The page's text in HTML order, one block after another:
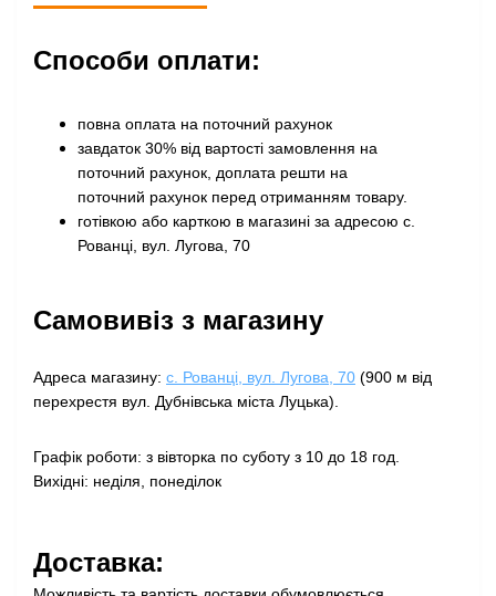
Способи оплати:
повна оплата на поточний рахунок
завдаток 30% від вартості замовлення на
поточний рахунок, доплата решти на
поточний рахунок перед отриманням товару.
готівкою або карткою в магазині за адресою с.
Рованці, вул. Лугова, 70
Самовивіз з магазину
Адреса магазину: с. Рованці, вул. Лугова, 70 (900 м від
перехрестя вул. Дубнівська міста Луцька).
Графік роботи: з вівторка по суботу з 10 до 18 год.
Вихідні: неділя, понеділок
Доставка: